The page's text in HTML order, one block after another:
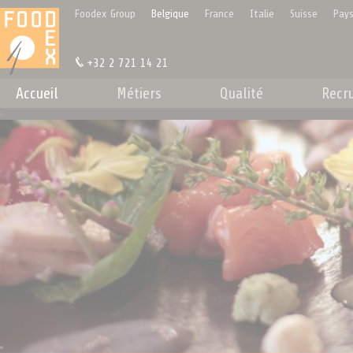
Foodex Group Belgique France Italie Suisse
+32 2 721 14 21
Accueil Métiers Qualité
Panneau de gestion des cookies